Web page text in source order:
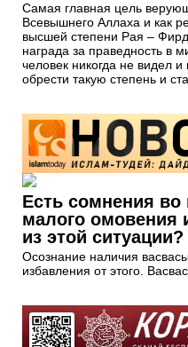
Самая главная цель
Всевышнего Аллаха и как
высшей степени Рая –
награда за праведность в
человек никогда не видел
обрести такую степень и
Есть сомнения
малого омовения
из этой ситуации?
Осознание наличия
избавления от этого.